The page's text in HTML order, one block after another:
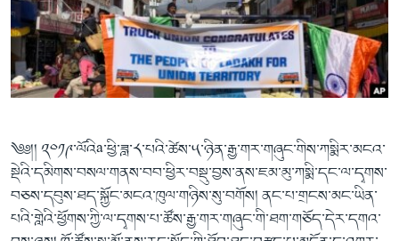
འཚོལ་
ཞིབ་
བསྐྱོད།
དྲ་བརྙན་གསར་འགྱུར།
ཁ་བའི་མི་སྣ།
བུད་མེད་ལེ་ཚན།
ཆབ་སྲིད་བཙོན་པ་ངོ་སྤྲོད།
བགྲོ་གླེང་མདུན་ལྕོག
བསྐྱར་ཞིབ།
པོ་ཊི་ཁ་སི།
ཕ་ཡུལ་གླེང་སྟེགས།
ཆོས་རིག་ལེ་ཚན།
གཞོན་སྐྱེས་དང་ཤེས་ཡོན།
Learning English
རྗེས་འབྲངས།
༄༅།། ༢༠༡༩་ལོའིa་ཕྱི་ཟླ་༨་པའི་ཚེས་༥་ཉིན་རྒྱ་གར་གཞུང་གིས་ཀསྨིར་མངའ་
སྡེའི་དམིགས་བསལ་གནས་བབ་ཕྱིར་བསྡུ་བྱས་ནས་ཇམ་མུ་ཀསྨི་དང་ལ་དྭགས་
བཅས་དབུས་ཐད་སྐྱོང་མངའ་ཁུལ་གཉིས་སུ་བགོས། ནང་པ་གྲངས་མང་ཡིན་
པའི་གླེའི་ཕྱོགས་ཀྱི་ལ་དྭགས་པ་ཚོས་རྒྱ་གར་གཞུང་གི་ཐག་གཅོད་དེར་དགའ་